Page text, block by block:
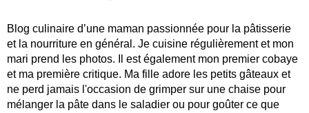
Blog culinaire d’une maman passionnée pour la pâtisserie
et la nourriture en général. Je cuisine régulièrement et mon
mari prend les photos. Il est également mon premier cobaye
et ma première critique. Ma fille adore les petits gâteaux et
ne perd jamais l'occasion de grimper sur une chaise pour
mélanger la pâte dans le saladier ou pour goûter ce que